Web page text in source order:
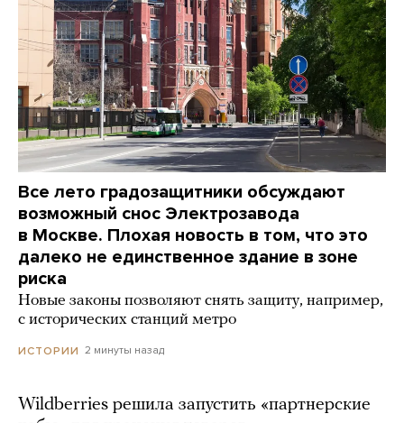
Все лето градозащитники обсуждают
возможный снос Электрозавода
в Москве. Плохая новость в том, что это
далеко не единственное здание в зоне
риска
Новые законы позволяют снять защиту, например,
с исторических станций метро
ИСТОРИИ 2 минуты назад
Wildberries решила запустить «партнерские